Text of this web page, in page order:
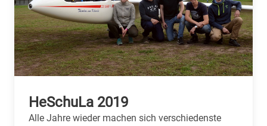
HeSchuLa 2019
Alle Jahre wieder machen sich verschiedenste